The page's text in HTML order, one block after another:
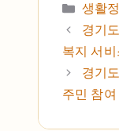
카테
생활
경기
복지 서
경기
주민 참